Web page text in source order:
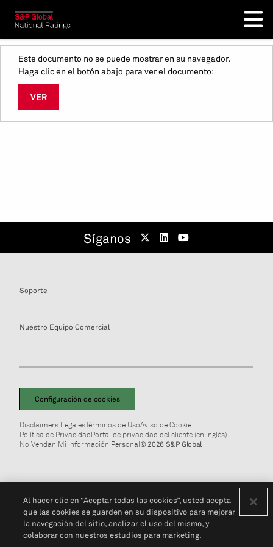
Este documento no se puede mostrar en su navegador.
Haga clic en el botón abajo para ver el documento:
VER
Síganos
Soporte
Nuestro Equipo Comercial
Configuración de cookies
Disclaimers LegalesTérminos de UsoAviso de Cookie
Política de PrivacidadPortal de privacidad del cliente (en inglés)
No Vendan Mi Información Personal© 2026 S&P Global
Al hacer clic en “Aceptar todas las cookies”, usted acepta
que las cookies se guarden en su dispositivo para mejorar
la navegación del sitio, analizar el uso del mismo, y
colaborar con nuestros estudios para marketing.